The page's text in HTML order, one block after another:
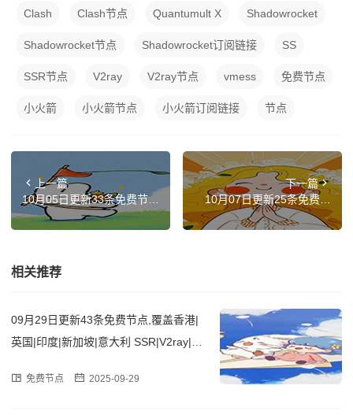
Clash Clash节点 Quantumult X Shadowrocket
Shadowrocket节点 Shadowrocket订阅链接 SS
SSR节点 V2ray V2ray节点 vmess 免费节点
小火箭 小火箭节点 小火箭订阅链接 节点
上一篇
10月05日更新33条免费节
点,覆盖台湾|德国|俄罗斯|菲
律宾|意大利 SSR|V2ray|Cla
下一篇
10月07日更新25条免费节
点,覆盖日本|法国|印度|菲律
宾|意大利 SSR|V2ray|Clash
相关推荐
09月29日更新43条免费节点,覆盖香港|
英国|印度|新加坡|意大利 SSR|V2ray|Cla
免费节点 2025-09-29